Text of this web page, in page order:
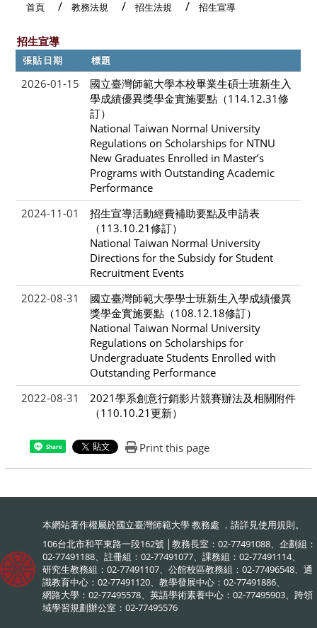
首頁 教務法規 招生法規 招生宣導
招生宣導
張貼日期 標題
2026-01-15
國立臺灣師範大學本校畢業生碩士班新生入
學成績優異獎學金實施要點（114.12.31修
訂）
National Taiwan Normal University
Regulations on Scholarships for NTNU
New Graduates Enrolled in Master’s
Programs with Outstanding Academic
Performance
2024-11-01
招生宣導活動經費補助要點及申請表
（113.10.21修訂）
National Taiwan Normal University
Directions for the Subsidy for Student
Recruitment Events
2022-08-31
國立臺灣師範大學學士班新生入學成績優異
獎學金實施要點（108.12.18修訂）
National Taiwan Normal University
Regulations on Scholarships for
Undergraduate Students Enrolled with
Outstanding Performance
2022-08-31
2021學系創意行銷影片競賽辦法及相關附件
（110.10.21更新）
Share Print this page
本網站著作權屬於國立臺灣師範大學 教務處 ，請詳見使用規則。
106台北市和平東路一段162號 │教務長室：02-77491088、企劃組：
02-77491188、註冊組：02-77491077、課務組：02-77491114、
研究生教務組：02-77491107、公館校區教務組：02-77496548、通
識教育中心：02-77491120、教學發展中心：02-77491886、
網路大學：02-77495578、英語學術素養中心：02-77495903、跨領
域學習規劃辦公室：02-77495576